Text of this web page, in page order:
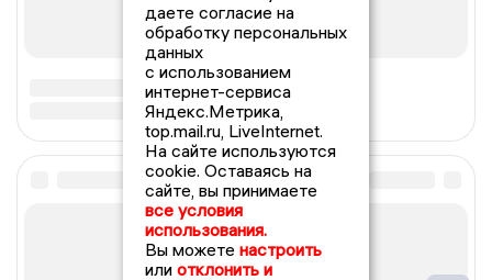
даете согласие на
обработку персональных
данных
с использованием
интернет-сервиса
Яндекс.Метрика,
top.mail.ru, LiveInternet.
На сайте используются
cookie. Оставаясь на
сайте, вы принимаете
все условия
использования.
Вы можете настроить
или отклонить и